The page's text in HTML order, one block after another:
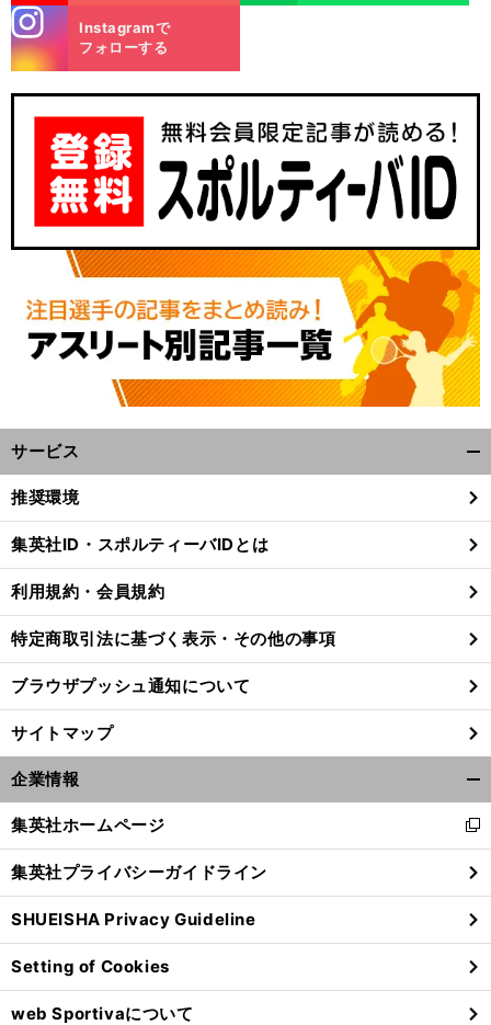
】
・
・ 【
鈴
】
・
m
Instagramで
フォローする
サービス
閉
る
推奨環境
集英社ID・スポルティーバIDとは
利用規約・会員規約
特定商取引法に基づく表示・その他の事項
ブラウザプッシュ通知について
サイトマップ
企業情報
閉
る
集英社ホームページ
新
し
い
ウ
ィ
ン
ド
ウ
で
集英社プライバシーガイドライン
SHUEISHA Privacy Guideline
Setting of Cookies
web Sportivaについて